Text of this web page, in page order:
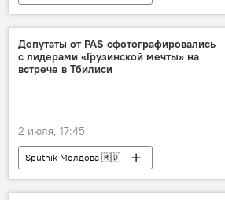
Депутаты от PAS сфотографировались
с лидерами «Грузинской мечты» на
встрече в Тбилиси
2 июля, 17:45
Sputnik Молдова 🇲🇩